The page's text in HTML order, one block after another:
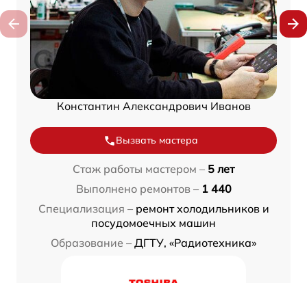
Константин Александрович Иванов
Вызвать мастера
Стаж работы мастером – 5 лет
Выполнено ремонтов – 1 440
Специализация – ремонт холодильников и
посудомоечных машин
Образование – ДГТУ, «Радиотехника»